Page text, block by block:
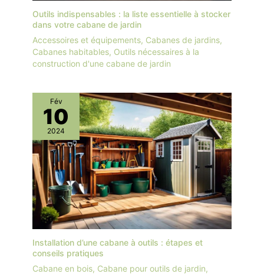
Outils indispensables : la liste essentielle à stocker
dans votre cabane de jardin
Accessoires et équipements, Cabanes de jardins,
Cabanes habitables, Outils nécessaires à la
construction d'une cabane de jardin
Fév
10
2024
Installation d’une cabane à outils : étapes et
conseils pratiques
Cabane en bois, Cabane pour outils de jardin,